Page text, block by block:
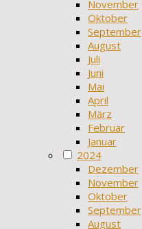
November
Oktober
September
August
Juli
Juni
Mai
April
März
Februar
Januar
2024
Dezember
November
Oktober
September
August